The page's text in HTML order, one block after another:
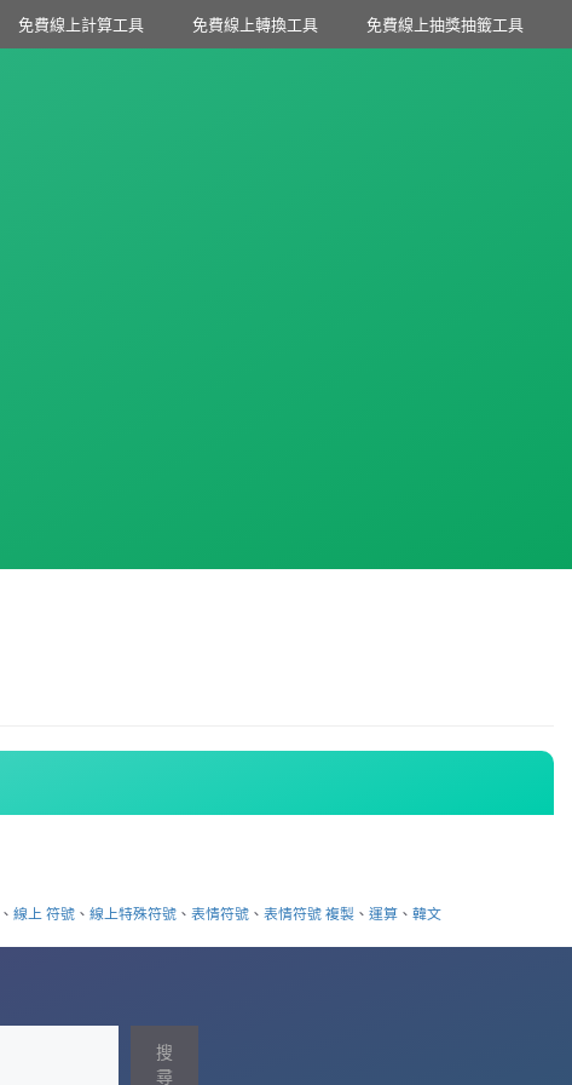
免費線上計算工具 免費線上轉換工具 免費線上抽獎抽籤工具
、線上 符號 、線上特殊符號 、表情符號 、表情符號 複製 、運算 、韓文
搜
尋